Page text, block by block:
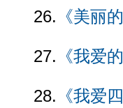
26. 《美丽
27. 《我爱
28. 《我爱